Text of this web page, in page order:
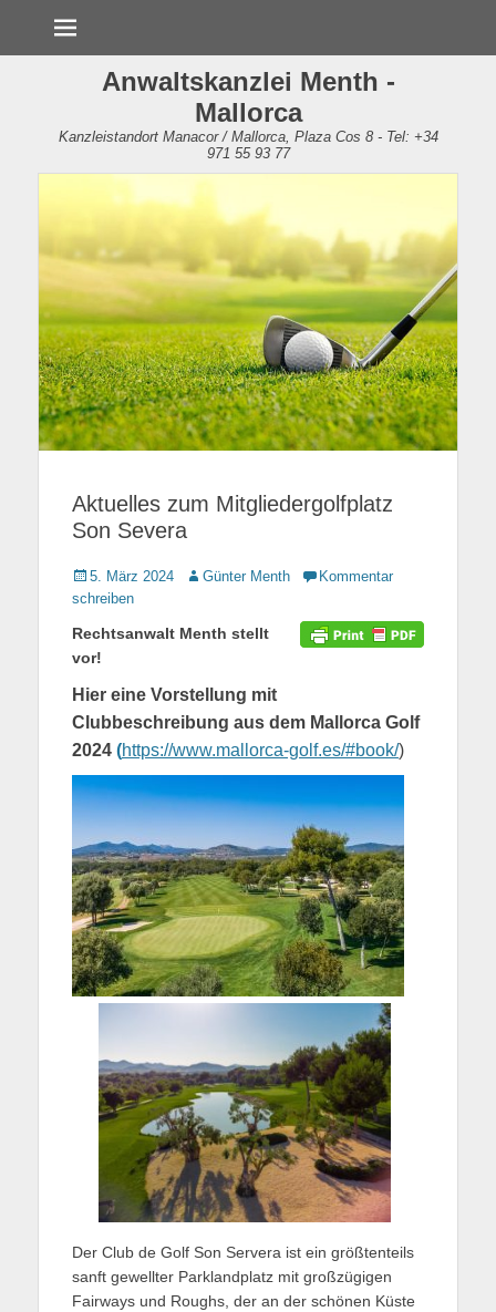
Anwaltskanzlei Menth -
Mallorca
Kanzleistandort Manacor / Mallorca, Plaza Cos 8 - Tel: +34
971 55 93 77
Aktuelles zum Mitgliedergolfplatz
Son Severa
Gepostet
am
5. März 2024 AutorGünter Menth
Kommentar
schreiben
Rechtsanwalt Menth stellt
vor!
Hier eine Vorstellung mit
Clubbeschreibung aus dem Mallorca Golf
2024 (https://www.mallorca-golf.es/#book/)
Der Club de Golf Son Servera ist ein größtenteils
sanft gewellter Parklandplatz mit großzügigen
Fairways und Roughs, der an der schönen Küste